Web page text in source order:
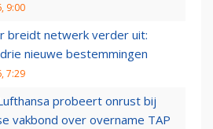
9:00
breidt netwerk verder uit:
nieuwe bestemmingen
7:29
probeert onrust bij
vakbond over overname TAP